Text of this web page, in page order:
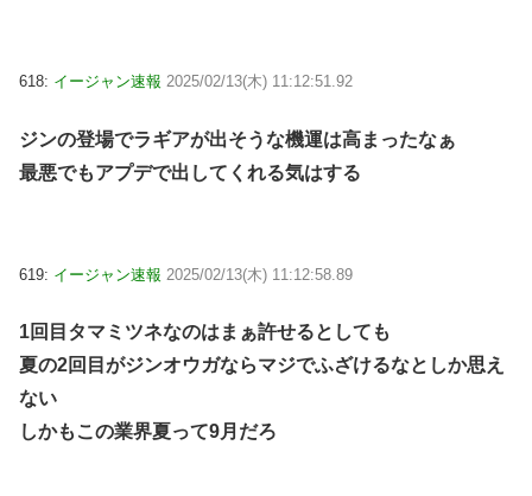
618: イージャン速報 2025/02/13(木) 11:12:51.92
ジンの登場でラギアが出そうな機運は高まったなぁ
最悪でもアプデで出してくれる気はする
619: イージャン速報 2025/02/13(木) 11:12:58.89
1回目タマミツネなのはまぁ許せるとしても
夏の2回目がジンオウガならマジでふざけるなとしか思え
ない
しかもこの業界夏って9月だろ